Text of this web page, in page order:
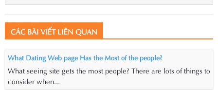
CÁC BÀI VIẾT LIÊN QUAN
What Dating Web page Has the Most of the people?
What seeing site gets the most people? There are lots of things to
consider when...